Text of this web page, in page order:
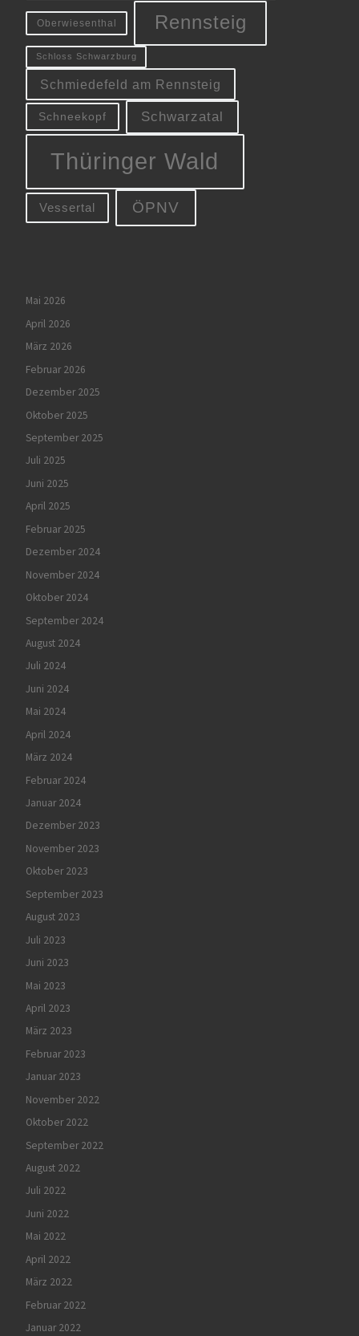
Oberwiesenthal Rennsteig
Schloss Schwarzburg
Schmiedefeld am Rennsteig
Schneekopf Schwarzatal
Thüringer Wald
Vessertal ÖPNV
Mai 2026
April 2026
März 2026
Februar 2026
Dezember 2025
Oktober 2025
September 2025
Juli 2025
Juni 2025
April 2025
Februar 2025
Dezember 2024
November 2024
Oktober 2024
September 2024
August 2024
Juli 2024
Juni 2024
Mai 2024
April 2024
März 2024
Februar 2024
Januar 2024
Dezember 2023
November 2023
Oktober 2023
September 2023
August 2023
Juli 2023
Juni 2023
Mai 2023
April 2023
März 2023
Februar 2023
Januar 2023
November 2022
Oktober 2022
September 2022
August 2022
Juli 2022
Juni 2022
Mai 2022
April 2022
März 2022
Februar 2022
Januar 2022